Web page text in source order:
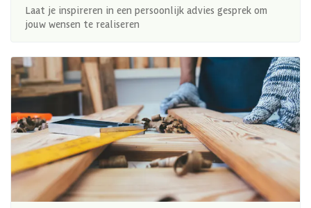
Laat je inspireren in een persoonlijk advies gesprek om
jouw wensen te realiseren